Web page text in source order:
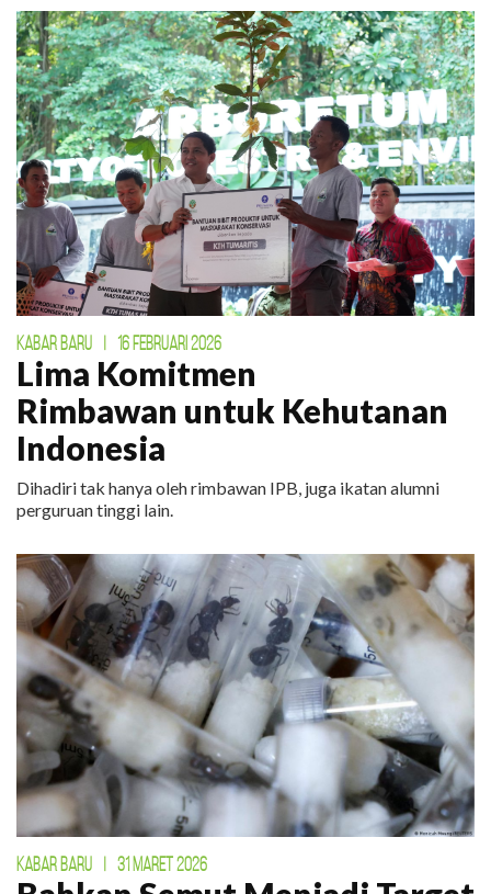
KABAR BARU 16 FEBRUARI 2026
Lima Komitmen
Rimbawan untuk Kehutanan
Indonesia
Dihadiri tak hanya oleh rimbawan IPB, juga ikatan alumni
perguruan tinggi lain.
KABAR BARU 31 MARET 2026